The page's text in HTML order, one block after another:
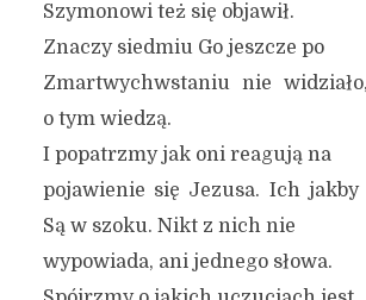
Szymonowi też się objawił.
Znaczy siedmiu Go jeszcze po
Zmartwychwstaniu nie
o tym wiedzą.
I popatrzmy jak oni reagują na
pojawienie się Jezusa. Ich jakby
Są w szoku. Nikt z nich nie
wypowiada, ani jednego słowa.